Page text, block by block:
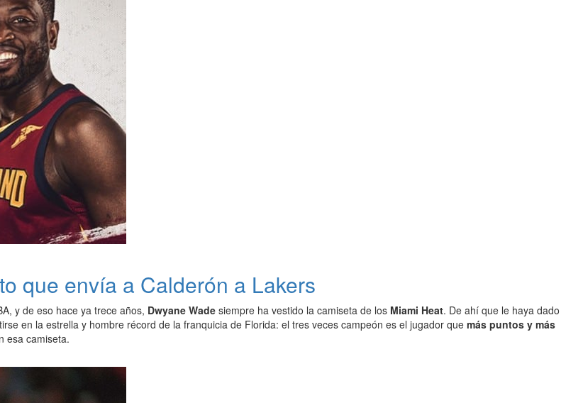
que envía a Calderón a Lakers
y de eso hace ya trece años, Dwyane Wade siempre ha vestido la camiseta de los Miami Heat. De ahí que le haya dado
en la estrella y hombre récord de la franquicia de Florida: el tres veces campeón es el jugador que más puntos y más
esa camiseta.